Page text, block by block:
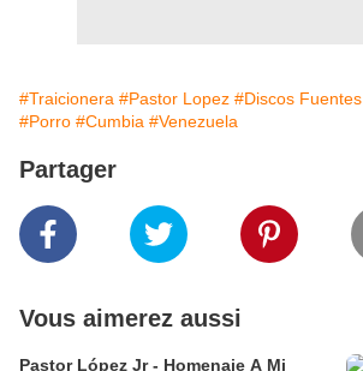
#Traicionera #Pastor Lopez #Discos Fuentes
#Porro #Cumbia #Venezuela
Partager
Vous aimerez aussi
Pastor López Jr - Homenaje A Mi